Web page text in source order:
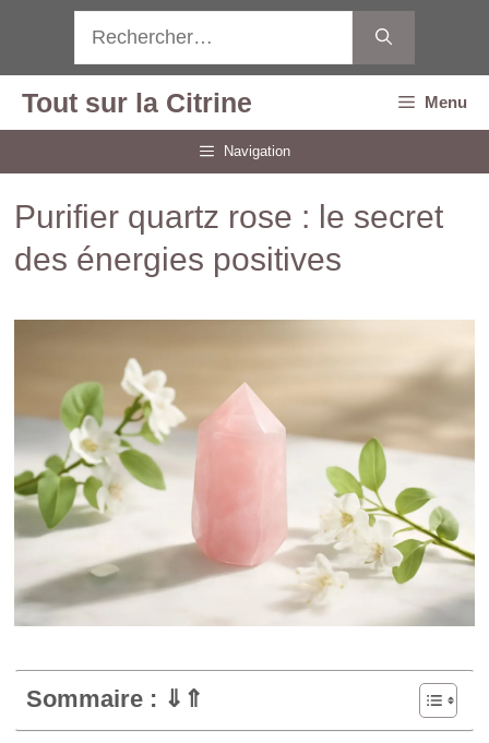
contenu
Tout sur la Citrine Menu
Navigation
Purifier quartz rose : le secret
des énergies positives
Sommaire : ⇓⇑